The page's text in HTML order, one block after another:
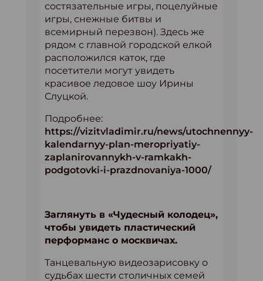
состязательные игры, поцелуйные
игры, снежные битвы и
всемирный перезвон). Здесь же
рядом с главной городской елкой
расположился каток, где
посетители могут увидеть
красивое ледовое шоу Ирины
Слуцкой.
Подробнее:
https://vizitvladimir.ru/news/utochnennyy-
kalendarnyy-plan-meropriyatiy-
zaplanirovannykh-v-ramkakh-
podgotovki-i-prazdnovaniya-1000/
Заглянуть в «Чудесный колодец»,
чтобы увидеть пластический
перформанс о москвичах.
Танцевальную видеозарисовку о
судьбах шести столичных семей